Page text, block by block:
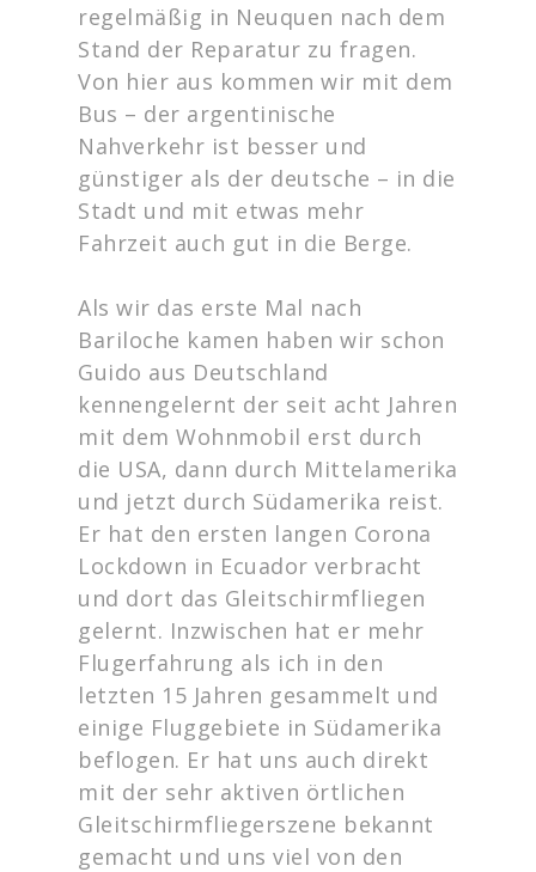
regelmäßig in Neuquen nach dem
Stand der Reparatur zu fragen.
Von hier aus kommen wir mit dem
Bus – der argentinische
Nahverkehr ist besser und
günstiger als der deutsche – in die
Stadt und mit etwas mehr
Fahrzeit auch gut in die Berge.
Als wir das erste Mal nach
Bariloche kamen haben wir schon
Guido aus Deutschland
kennengelernt der seit acht Jahren
mit dem Wohnmobil erst durch
die USA, dann durch Mittelamerika
und jetzt durch Südamerika reist.
Er hat den ersten langen Corona
Lockdown in Ecuador verbracht
und dort das Gleitschirmfliegen
gelernt. Inzwischen hat er mehr
Flugerfahrung als ich in den
letzten 15 Jahren gesammelt und
einige Fluggebiete in Südamerika
beflogen. Er hat uns auch direkt
mit der sehr aktiven örtlichen
Gleitschirmfliegerszene bekannt
gemacht und uns viel von den